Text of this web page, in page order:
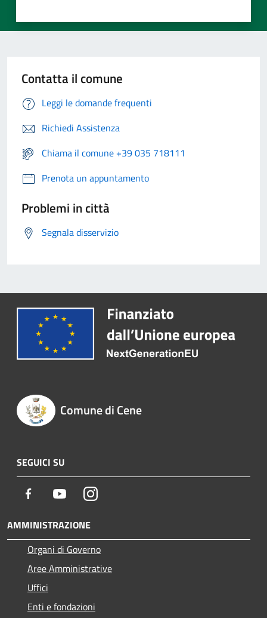
Contatta il comune
Leggi le domande frequenti
Richiedi Assistenza
Chiama il comune +39 035 718111
Prenota un appuntamento
Problemi in città
Segnala disservizio
Comune di Cene
SEGUICI SU
Facebook YoutubeInstagram
AMMINISTRAZIONE
Organi di Governo
Aree Amministrative
Uffici
Enti e fondazioni